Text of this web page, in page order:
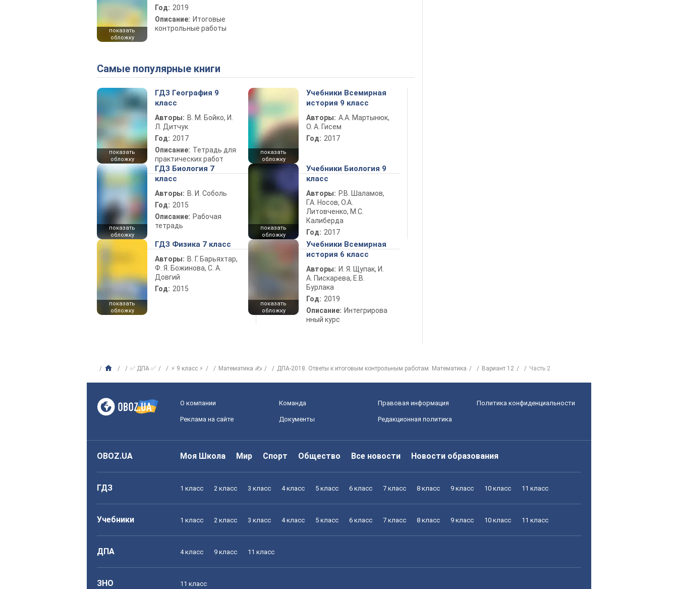
показать
обложку
Год: 2019
Описание: Итоговые
контрольные работы
Самые популярные книги
показать
обложку
ГДЗ География 9
класс
Авторы: В. М. Бойко, И.
Л. Дитчук
Год: 2017
Описание: Тетрадь для
практических работ
показать
обложку
Учебники Всемирная
история 9 класс
Авторы: А.А. Мартынюк,
О. А. Гисем
Год: 2017
показать
обложку
ГДЗ Биология 7
класс
Авторы: В. И. Соболь
Год: 2015
Описание: Рабочая
тетрадь
показать
обложку
Учебники Биология 9
класс
Авторы: Р.В. Шаламов,
Г.А. Носов, О.А.
Литовченко, М.С.
Калиберда
Год: 2017
показать
обложку
ГДЗ Физика 7 класс
Авторы: В. Г. Барьяхтар,
Ф. Я. Божинова, С. А.
Довгий
Год: 2015
показать
обложку
Учебники Всемирная
история 6 класс
Авторы: И. Я. Щупак, И.
А. Пискарева, Е.В.
Бурлака
Год: 2019
Описание: Интегрирова
нный курс
✅ ДПА ✅ ⚡ 9 класс ⚡ Математика ✍ ДПА-2018. Ответы к итоговым контрольным работам. Математика Вариант 12 Часть 2
О компании Команда Правовая информация Политика конфиденциальности
Реклама на сайте Документы Редакционная политика
OBOZ.UA Моя Школа Мир Спорт Общество Все новости Новости образования
ГДЗ 1 класс 2 класс 3 класс 4 класс 5 класс 6 класс 7 класс 8 класс 9 класс 10 класс 11 класс
Учебники 1 класс 2 класс 3 класс 4 класс 5 класс 6 класс 7 класс 8 класс 9 класс 10 класс 11 класс
ДПА 4 класс 9 класс 11 класс
ЗНО 11 класс